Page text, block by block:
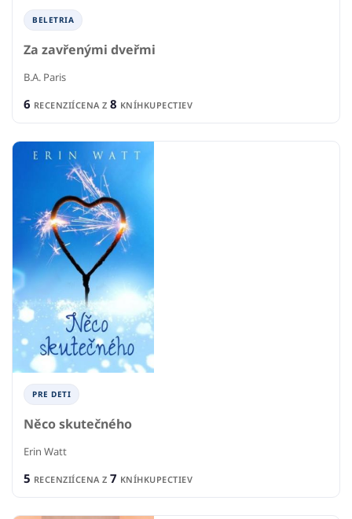
BELETRIA
Za zavřenými dveřmi
B.A. Paris
6 RECENZIÍCENA Z 8 KNÍHKUPECTIEV
PRE DETI
Něco skutečného
Erin Watt
5 RECENZIÍCENA Z 7 KNÍHKUPECTIEV